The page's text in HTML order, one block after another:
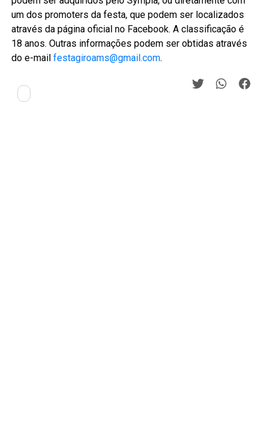
um dos promoters da festa, que podem ser localizados
através da página oficial no Facebook. A classificação é
18 anos. Outras informações podem ser obtidas através
do e-mailfestagiroams@gmail.com.